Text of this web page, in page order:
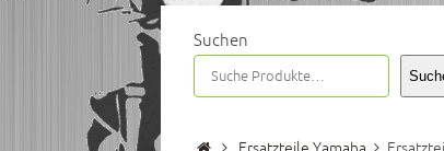
Suchen